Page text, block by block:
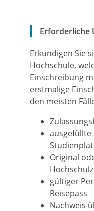
Erforderliche
Erkundigen Sie
Hochschule,
Einschreibung
erstmalige
den meisten
ausgefüllte
Original
gültiger
Reisepass
Nachweis